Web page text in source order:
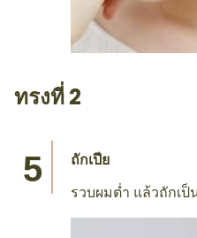
ทรงที่ 2
ถักเปีย
รวบผมต่ำ แล้วถักเป็